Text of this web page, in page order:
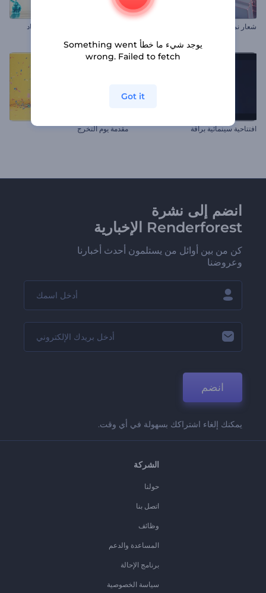
شعار نمطي مجرد تهانى شريط عيد الفصح ثلاثى الأبعاد
افتتاحية سينمائية براقة مقدمة يوم التخرج
انضم إلى نشرة
Renderforest الإخبارية
كن من بين أوائل من يستلمون أحدث أخبارنا
وعروضنا
انضم
يمكنك إلغاء اشتراكك بسهولة في أي وقت.
الشركة
حولنا
اتصل بنا
وظائف
المساعدة والدعم
برنامج الإحالة
سياسة الخصوصية
يوجد شيء ما خطأ Something went
wrong. Failed to fetch
Got it